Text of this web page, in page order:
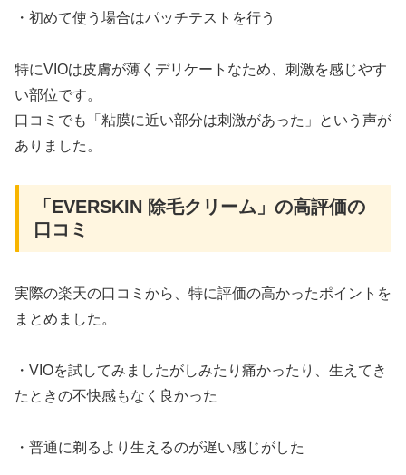
・初めて使う場合はパッチテストを行う
特にVIOは皮膚が薄くデリケートなため、刺激を感じやす
い部位です。
口コミでも「粘膜に近い部分は刺激があった」という声が
ありました。
「EVERSKIN 除毛クリーム」の高評価の
口コミ
実際の楽天の口コミから、特に評価の高かったポイントを
まとめました。
・VIOを試してみましたがしみたり痛かったり、生えてき
たときの不快感もなく良かった
・普通に剃るより生えるのが遅い感じがした